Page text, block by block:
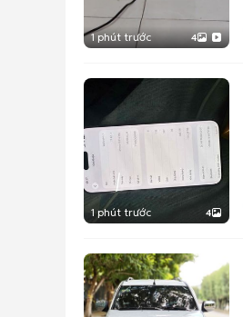
1 phút trước 4
1 phút trước 4